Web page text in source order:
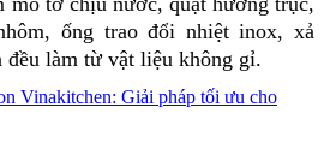
ống trao đổi nhiệt inox, xả
đều làm từ vật liệu không gỉ.
Vinakitchen: Giải pháp tối ưu cho